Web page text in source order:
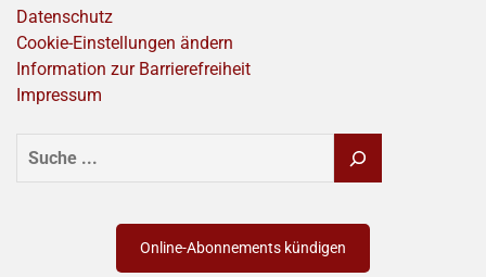
Datenschutz
Cookie-Einstellungen ändern
Information zur Barrierefreiheit
Impressum
SUCHEN
Online-Abonnements kündigen